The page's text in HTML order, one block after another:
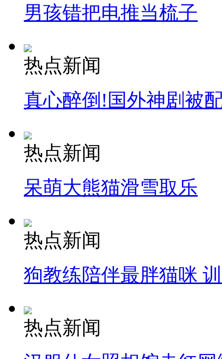
男孩错把电推当梳子
热点新闻
真心醉倒!国外神剧被
热点新闻
呆萌大熊猫滑雪取乐
热点新闻
狗教练陪伴最胖猫咪
热点新闻